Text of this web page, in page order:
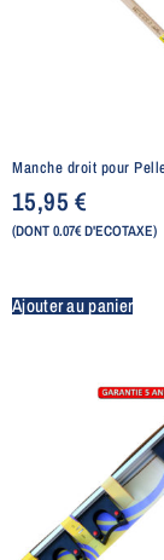
Manche droit pour
15,95€
(DONT 0.07€ D'ECOTAXE)
Ajouter au panier